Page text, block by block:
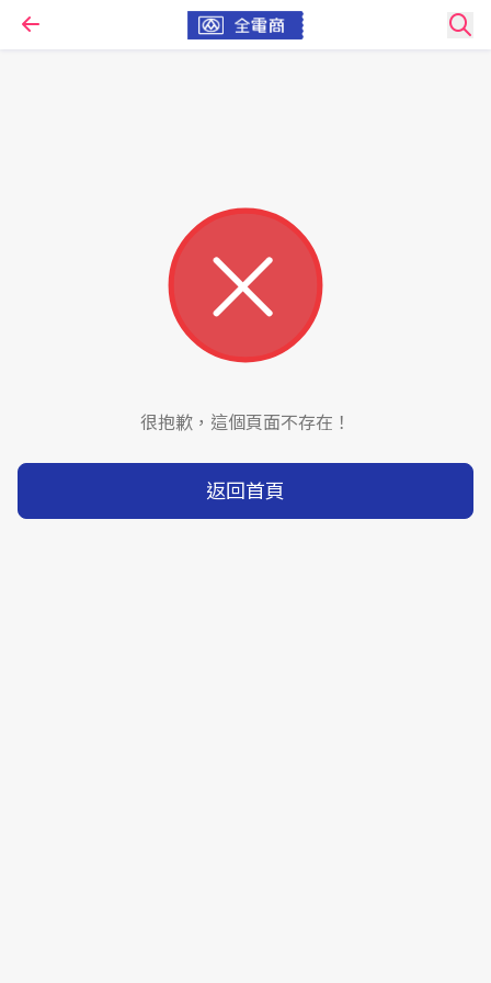
很抱歉，這個頁面不存在！
返回首頁